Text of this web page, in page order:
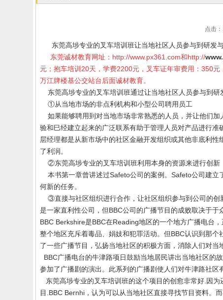
点击
东莞高埗专业的叉车培训班让当地社区人员参与到研发
东莞诚材教育网址： http://www.px361.com和http://
元；抱车培训20天，学费2200元，叉车证年审费用：350
万江牌楼基公交站台后面诚材教育。
东莞高埗专业的叉车培训班通过让当地社区人员参与到研
①从当地市场的非点利机构和小型公司聘用员工
如果能够聘用到对当地市场非常熟悉的人员，并让他们
验和巳经建立起来的广泛联系有助于管理人员对产品进行
层经理都是从新市场中的社区金融开发组织或其他非底利
了利润。
②东莞高埗专业的叉车培训 班利用本身的资源来进行创新
本书第一章曾讲述过Safeto公司的案例。 Safeto公司建立
何新的任务。
③直接与社区组织进行合作，让社区组织参与到公司的创
是一家直利性公司，但BBC公司的广播节目的成败取决于于
BBC Berkshire是BBC在Reading地区的一个地方广播电台
整个地区充斥着毒品、娟妓和犯罪活动。但BBC认识到那个
了一些广播节目，弘扬当地社区的积极方面，消除人们对当
BBC广播电台的牛津路项日鼓励当地居民讲出当地社区的故
参加了广播剧的演出。此系列的广播剧使人们对牛津路社区
东莞高埗专业的叉车培训班的这个项目的创愈非常好 因为
目 .BBC Bernhi ，认为可以从当地社区直接寻找节目资料。